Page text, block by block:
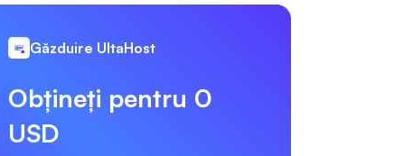
Găzduire UltaHost
Obțineți pentru 0
USD